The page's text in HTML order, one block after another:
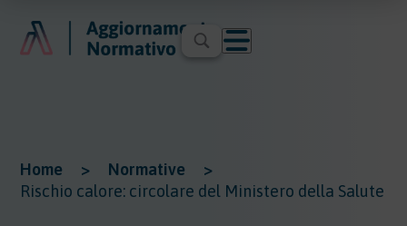
Home > Normative
>
Rischio calore: circolare del Ministero della Salute